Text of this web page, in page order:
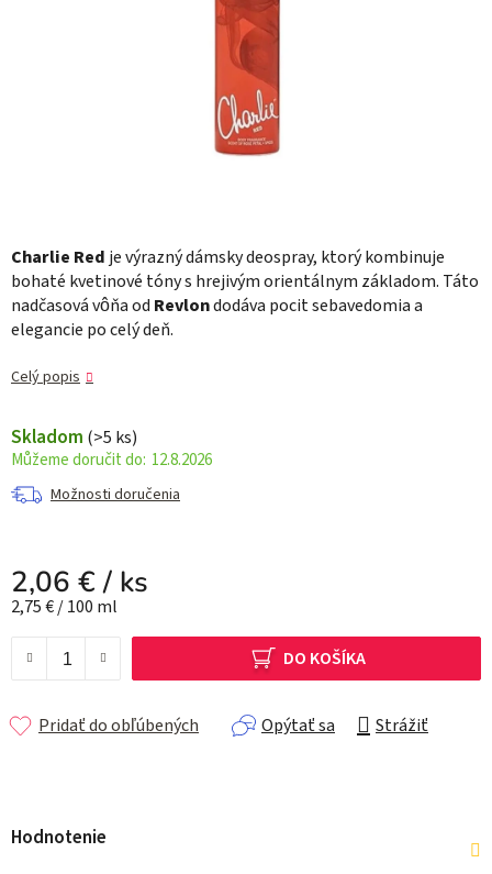
Charlie Red je výrazný dámsky deospray, ktorý kombinuje
bohaté kvetinové tóny s hrejivým orientálnym základom. Táto
nadčasová vôňa od Revlondodáva pocit sebavedomia a
elegancie po celý deň.
Celý popis
Skladom (>5 ks)
12.8.2026
Možnosti doručenia
2,06 €/ ks
Jednotková cena:
2,75 € / 100 ml
DO KOŠÍKA
Opýtať sa Strážiť
Pridať do obľúbených
Hodnotenie